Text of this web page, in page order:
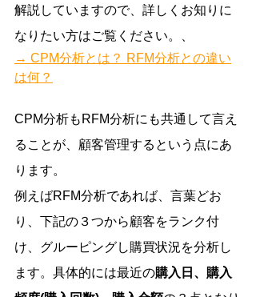
解説していますので、詳しくお知りに
なりたい方はご覧ください。、
→ CPM分析とは？ RFM分析との違い
は何？
CPM分析もRFM分析にも共通して言え
ることが、顧客管理するという点にあ
ります。
例えばRFM分析であれば、言葉どお
り、下記の３つから顧客をランク付
け、グルーピングし購買状況を分析し
ます。具体的には最近の購入日、購入